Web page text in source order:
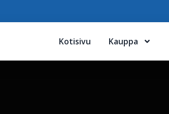
Kotisivu Kauppa